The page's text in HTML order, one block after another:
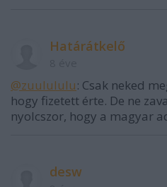
Határátkelő
@zuulululu: Csak neked
hogy fizetett érte. De ne
nyolcszor, hogy a magyar
desw